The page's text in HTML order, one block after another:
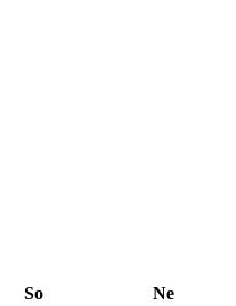
So Ne